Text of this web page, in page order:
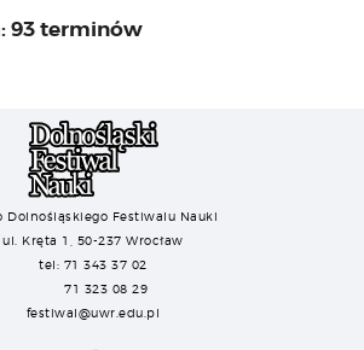
93 terminów
Dolnośląskiego Festiwalu Nauki
ul. Kręta 1, 50-237 Wrocław
tel: 71 343 37 02
71 323 08 29
festiwal@uwr.edu.pl